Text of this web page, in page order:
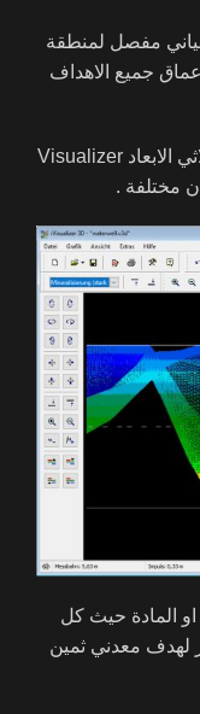
بياني مفصل لمنطقة
جميع الاهداف
تعرض البيانات ضمن برنامج التحليل الثلاثي الابعاد Visualizer
او المادة حيث كل
لهدف معدني ثمين